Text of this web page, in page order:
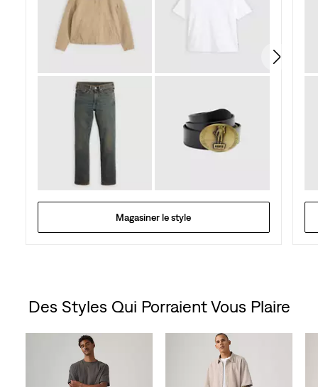
évaluations
Magasiner le style
Des Styles Qui Porraient Vous Plaire